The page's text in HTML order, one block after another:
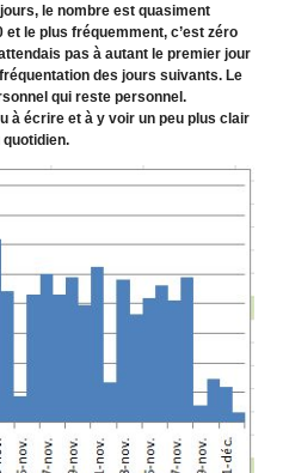
le nombre est quasiment
le plus fréquemment, c’est zéro
pas à autant le premier jour
des jours suivants. Le
qui reste personnel.
à écrire et à y voir un peu plus clair
quotidien.